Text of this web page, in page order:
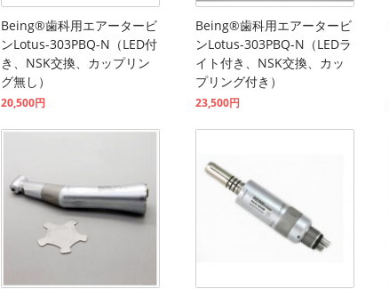
Being®歯科用エアータービ
ンLotus-303PBQ-N（LED付
き、NSK交換、カップリン
グ無し）
20,500円
Being®歯科用エアータービ
ンLotus-303PBQ-N（LEDラ
イト付き、NSK交換、カッ
プリング付き）
23,500円